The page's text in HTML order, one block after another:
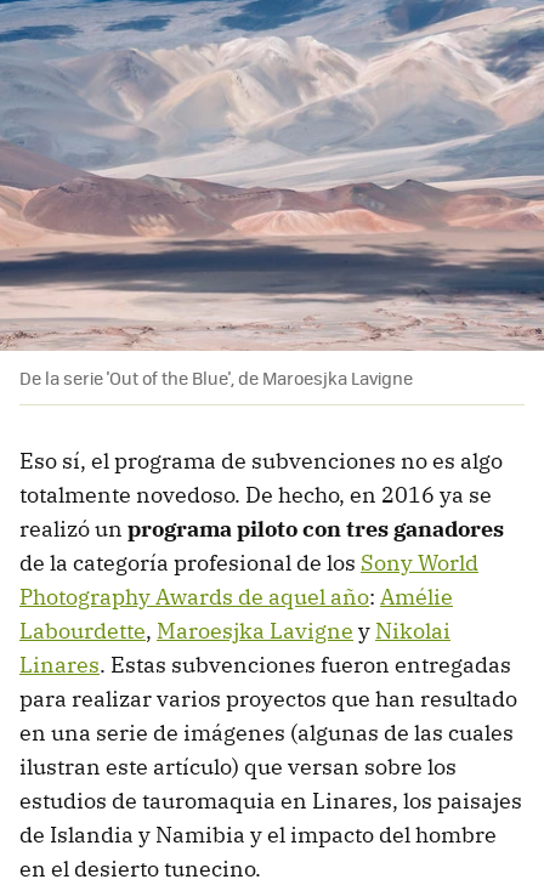
De la serie 'Out of the Blue', de Maroesjka Lavigne
Eso sí, el programa de subvenciones no es algo
totalmente novedoso. De hecho, en 2016 ya se
realizó un programa piloto con tres ganadores
de la categoría profesional de los Sony World
Photography Awards de aquel año: Amélie
Labourdette, Maroesjka Lavigne y Nikolai
Linares. Estas subvenciones fueron entregadas
para realizar varios proyectos que han resultado
en una serie de imágenes (algunas de las cuales
ilustran este artículo) que versan sobre los
estudios de tauromaquia en Linares, los paisajes
de Islandia y Namibia y el impacto del hombre
en el desierto tunecino.